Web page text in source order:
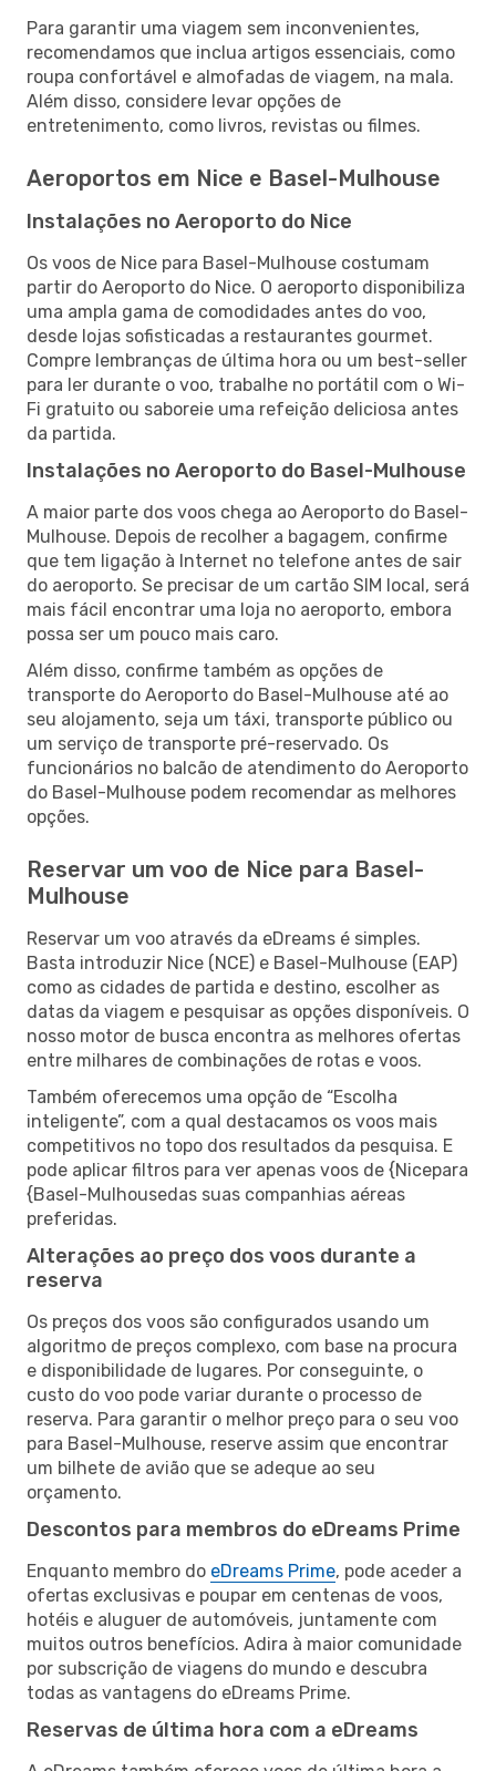
Para garantir uma viagem sem inconvenientes,
recomendamos que inclua artigos essenciais, como
roupa confortável e almofadas de viagem, na mala.
Além disso, considere levar opções de
entretenimento, como livros, revistas ou filmes.
Aeroportos em Nice e Basel-Mulhouse
Instalações no Aeroporto do Nice
Os voos de Nice para Basel-Mulhouse costumam
partir do Aeroporto do Nice. O aeroporto disponibiliza
uma ampla gama de comodidades antes do voo,
desde lojas sofisticadas a restaurantes gourmet.
Compre lembranças de última hora ou um best-seller
para ler durante o voo, trabalhe no portátil com o Wi-
Fi gratuito ou saboreie uma refeição deliciosa antes
da partida.
Instalações no Aeroporto do Basel-Mulhouse
A maior parte dos voos chega ao Aeroporto do Basel-
Mulhouse. Depois de recolher a bagagem, confirme
que tem ligação à Internet no telefone antes de sair
do aeroporto. Se precisar de um cartão SIM local, será
mais fácil encontrar uma loja no aeroporto, embora
possa ser um pouco mais caro.
Além disso, confirme também as opções de
transporte do Aeroporto do Basel-Mulhouse até ao
seu alojamento, seja um táxi, transporte público ou
um serviço de transporte pré-reservado. Os
funcionários no balcão de atendimento do Aeroporto
do Basel-Mulhouse podem recomendar as melhores
opções.
Reservar um voo de Nice para Basel-
Mulhouse
Reservar um voo através da eDreams é simples.
Basta introduzir Nice (NCE) e Basel-Mulhouse (EAP)
como as cidades de partida e destino, escolher as
datas da viagem e pesquisar as opções disponíveis. O
nosso motor de busca encontra as melhores ofertas
entre milhares de combinações de rotas e voos.
Também oferecemos uma opção de “Escolha
inteligente”, com a qual destacamos os voos mais
competitivos no topo dos resultados da pesquisa. E
pode aplicar filtros para ver apenas voos de {Nicepara
{Basel-Mulhousedas suas companhias aéreas
preferidas.
Alterações ao preço dos voos durante a
reserva
Os preços dos voos são configurados usando um
algoritmo de preços complexo, com base na procura
e disponibilidade de lugares. Por conseguinte, o
custo do voo pode variar durante o processo de
reserva. Para garantir o melhor preço para o seu voo
para Basel-Mulhouse, reserve assim que encontrar
um bilhete de avião que se adeque ao seu
orçamento.
Descontos para membros do eDreams Prime
Enquanto membro do eDreams Prime, pode aceder a
ofertas exclusivas e poupar em centenas de voos,
hotéis e aluguer de automóveis, juntamente com
muitos outros benefícios. Adira à maior comunidade
por subscrição de viagens do mundo e descubra
todas as vantagens do eDreams Prime.
Reservas de última hora com a eDreams